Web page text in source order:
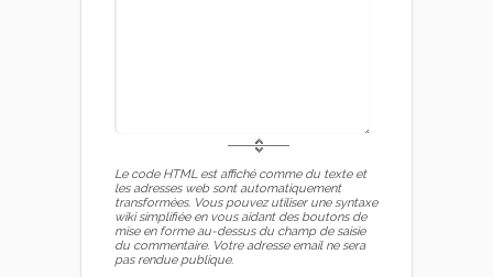
Le code HTML est affiché comme du texte et
les adresses web sont automatiquement
transformées. Vous pouvez utiliser une syntaxe
wiki simplifiée en vous aidant des boutons de
mise en forme au-dessus du champ de saisie
du commentaire. Votre adresse email ne sera
pas rendue publique.